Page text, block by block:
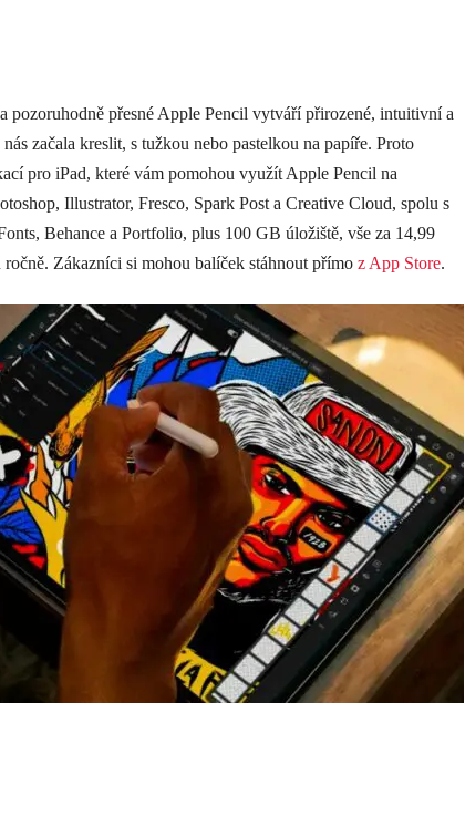
pozoruhodně přesné Apple Pencil vytváří přirozené, intuitivní a
začala kreslit, s tužkou nebo pastelkou na papíře. Proto
pro iPad, které vám pomohou využít Apple Pencil na
Illustrator, Fresco, Spark Post a Creative Cloud, spolu s
Behance a Portfolio, plus 100 GB úložiště, vše za 14,99
Zákazníci si mohou balíček stáhnout přímo z App Store.